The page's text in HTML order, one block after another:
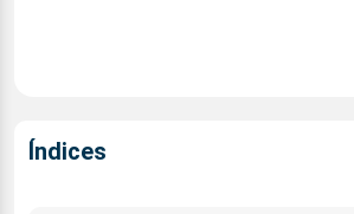
Índices